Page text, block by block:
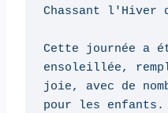
Chassant l'Hiver
Cette journée a
ensoleillée,
joie, avec de
pour les